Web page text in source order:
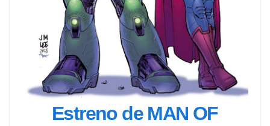
Estreno de MAN OF